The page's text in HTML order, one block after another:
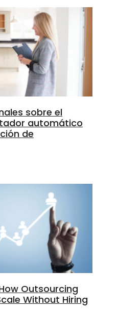
sobre el
automático
de
Outsourcing
Without Hiring